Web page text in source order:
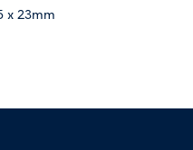
x 23mm